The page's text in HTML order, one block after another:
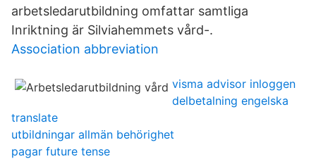
arbetsledarutbildning omfattar samtliga
Inriktning är Silviahemmets vård-.
Association abbreviation
visma advisor inloggen
delbetalning engelska
translate
utbildningar allmän behörighet
pagar future tense